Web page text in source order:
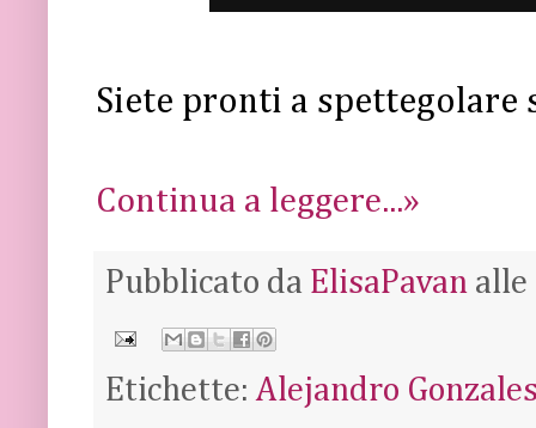
Siete pronti a
Continua a leggere...»
Pubblicato da ElisaPavan alle
Etichette:Alejandro